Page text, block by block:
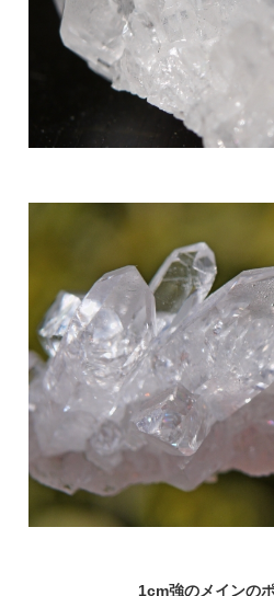
1cm強のメインの